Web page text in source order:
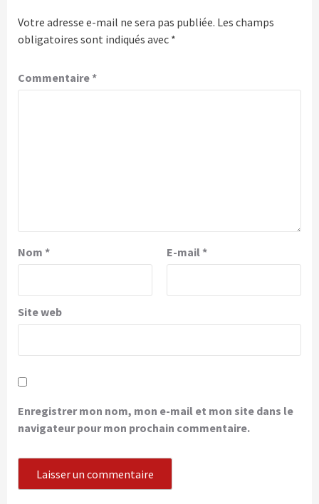
Votre adresse e-mail ne sera pas publiée. Les champs
obligatoires sont indiqués avec *
Commentaire*
Nom * E-mail*
Site web
Enregistrer mon nom, mon e-mail et mon site dans le
navigateur pour mon prochain commentaire.